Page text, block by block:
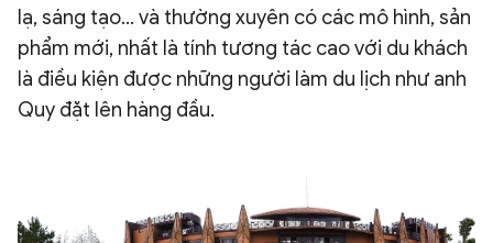
lạ, sáng tạo… và thường xuyên có các mô hình, sản
phẩm mới, nhất là tính tương tác cao với du khách
là điều kiện được những người làm du lịch như anh
Quy đặt lên hàng đầu.